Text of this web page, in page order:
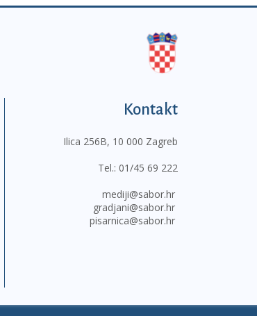
Kontakt
Ilica 256B, 10 000 Zagreb
Tel.: 01/45 69 222
mediji@sabor.hr
gradjani@sabor.hr
pisarnica@sabor.hr